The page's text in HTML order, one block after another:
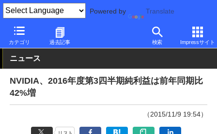
Powered by Translate
カテゴリ 過去記事 検索 Impressサイト
PC Watch 半導体/周辺機器
ニュース
NVIDIA、2016年度第3四半期純利益は前年同期比
42%増
（2015/11/9 19:54）